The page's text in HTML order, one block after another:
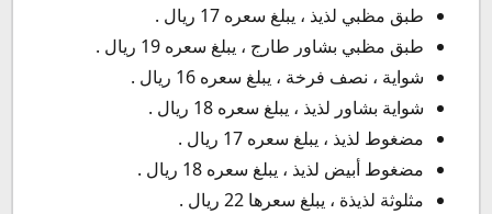
طبق مظبي لذيذ ، يبلغ سعره 17 ريال .
طبق مظبي بشاور طارج ، يبلغ سعره 19 ريال .
شواية ، نصف فرخة ، يبلغ سعره 16 ريال .
شواية بشاور لذيذ ، يبلغ سعره 18 ريال .
مضغوط لذيذ ، يبلغ سعره 17 ريال .
مضغوط أبيض لذيذ ، يبلغ سعره 18 ريال .
مثلوثة لذيذة ، يبلغ سعرها 22 ريال .